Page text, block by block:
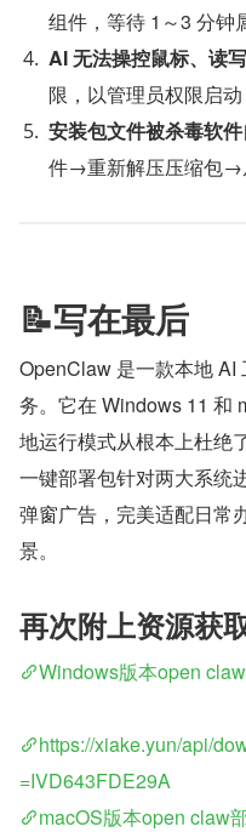
组件，等待 1～3 分钟
AI 无法操控鼠标、读
限，以管理员权限启动
安装包文件被杀毒软
件→重新解压压缩包→
📝写在最后
OpenClaw 是一款本地 AI
务。它在 Windows 11 和
地运行模式从根本上杜绝
一键部署包针对两大系统
弹窗广告，完美适配日常
景。
再次附上资源获
Windows版本open
https://xiake.yun/api/
=IVD643FDE29A
macOS版本open claw